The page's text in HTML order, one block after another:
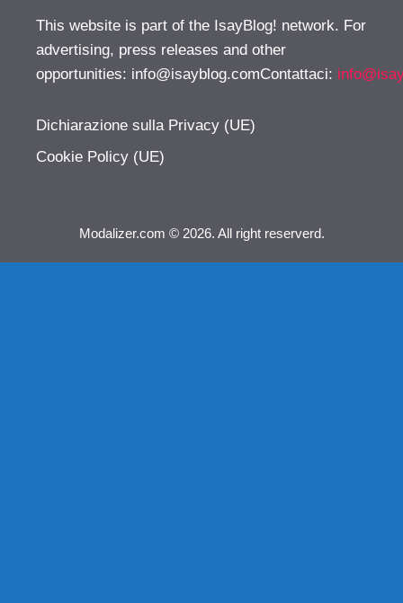
This website is part of the IsayBlog! network. For
advertising, press releases and other
opportunities: info@isayblog.comContattaci:
Dichiarazione sulla Privacy (UE)
Cookie Policy (UE)
Modalizer.com © 2026. All right reserverd.